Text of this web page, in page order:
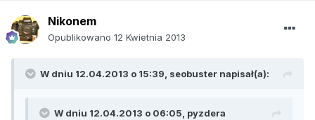
Nikonem
Opublikowano 12 Kwietnia 2013
W dniu 12.04.2013 o 15:39, seobuster napisał(a):
W dniu 12.04.2013 o 06:05, pyzdera